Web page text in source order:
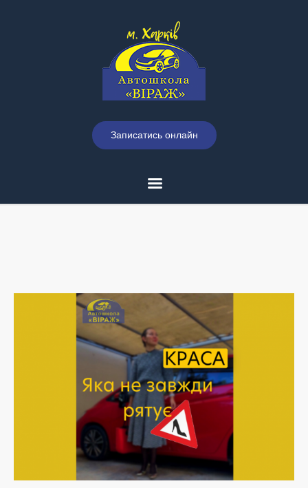
Записатись онлайн